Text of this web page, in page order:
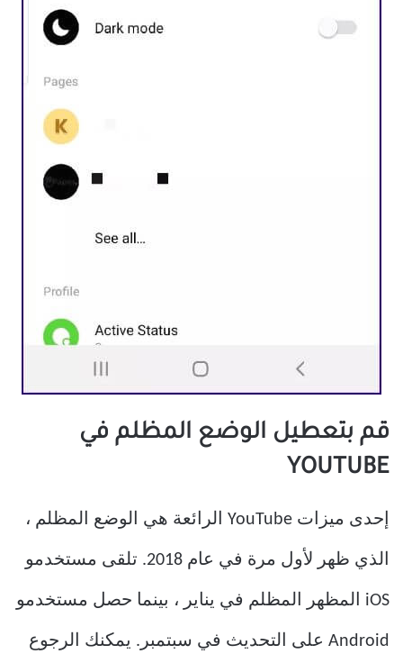
قم بتعطيل الوضع المظلم في
YOUTUBE
إحدى ميزات YouTube الرائعة هي الوضع المظلم ،
الذي ظهر لأول مرة في عام 2018. تلقى مستخدمو
iOS المظهر المظلم في يناير ، بينما حصل مستخدمو
Android على التحديث في سبتمبر. يمكنك الرجوع